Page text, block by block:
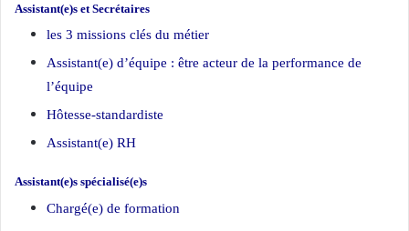
Assistant(e)s et Secrétaires
les 3 missions clés du métier
Assistant(e) d’équipe : être acteur de la performance de
l’équipe
Hôtesse-standardiste
Assistant(e) RH
Assistant(e)s spécialisé(e)s
Chargé(e) de formation